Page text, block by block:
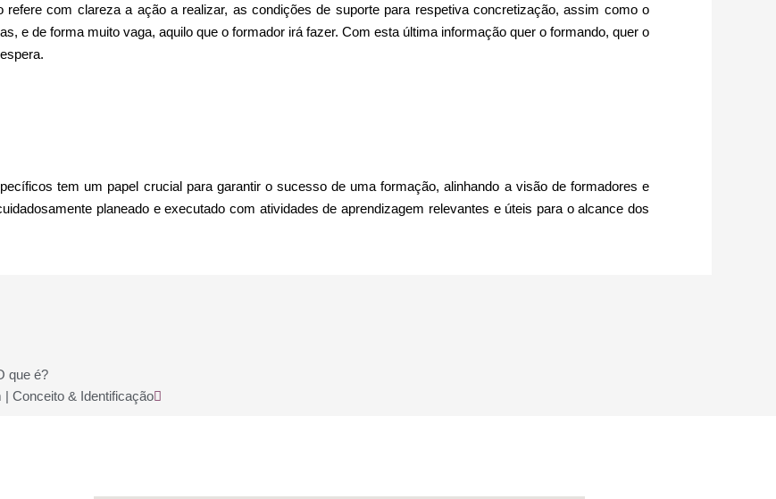
com clareza a ação a realizar, as condições de suporte para respetiva concretização, assim como o
e de forma muito vaga, aquilo que o formador irá fazer. Com esta última informação quer o formando, quer o
tem um papel crucial para garantir o sucesso de uma formação, alinhando a visão de formadores e
planeado e executado com atividades de aprendizagem relevantes e úteis para o alcance dos
que é?
| Conceito & Identificação